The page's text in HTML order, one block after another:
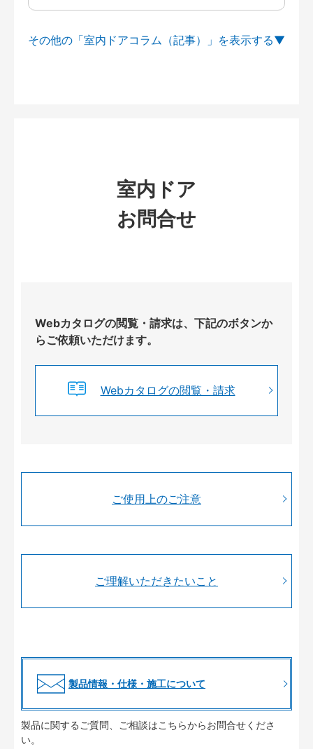
その他の「室内ドアコラム（記事）」を
室内ドア
お問合せ
Webカタログの閲覧・請求は、下記のボタンか
らご依頼いただけます。
Webカタログの閲覧・請求
ご使用上のご注意
ご理解いただきたいこと
製品情報・仕様・施工について
製品に関するご質問、ご相談はこちらからお問合せくださ
い。